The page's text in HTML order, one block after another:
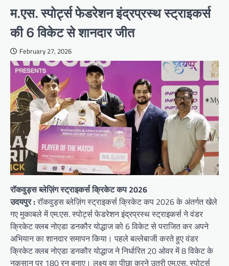
म.एस. स्पोर्ट्स फेडरेशन इंद्रप्रस्थ स्ट्राइकर्स
की 6 विकेट से शानदार जीत
February 27, 2026
रॉकवुड्स ब्लेज़िंग स्ट्राइकर्स क्रिकेट कप 2026
उदयपुर :रॉकवुड्स ब्लेज़िंग स्ट्राइकर्स क्रिकेट कप 2026 के अंतर्गत खेले
गए मुकाबले में एम.एस. स्पोर्ट्स फेडरेशन इंद्रप्रस्थ स्ट्राइकर्स ने वंडर
क्रिकेट क्लब नोएडा डनकौर योद्धाज को 6 विकेट से पराजित कर अपने
अभियान का शानदार समापन किया। पहले बल्लेबाजी करते हुए वंडर
क्रिकेट क्लब नोएडा डनकौर योद्धाज ने निर्धारित 20 ओवर में 8 विकेट के
नुकसान पर 180 रन बनाए। लक्ष्य का पीछा करने उतरी एम.एस. स्पोर्ट्स